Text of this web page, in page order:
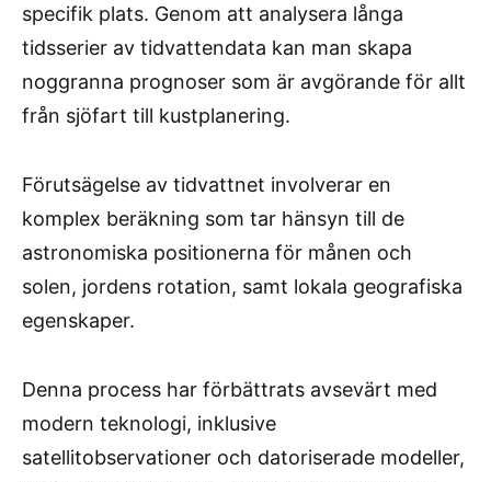
specifik plats. Genom att analysera långa
tidsserier av tidvattendata kan man skapa
noggranna prognoser som är avgörande för allt
från sjöfart till kustplanering.
Förutsägelse av tidvattnet involverar en
komplex beräkning som tar hänsyn till de
astronomiska positionerna för månen och
solen, jordens rotation, samt lokala geografiska
egenskaper.
Denna process har förbättrats avsevärt med
modern teknologi, inklusive
satellitobservationer och datoriserade modeller,